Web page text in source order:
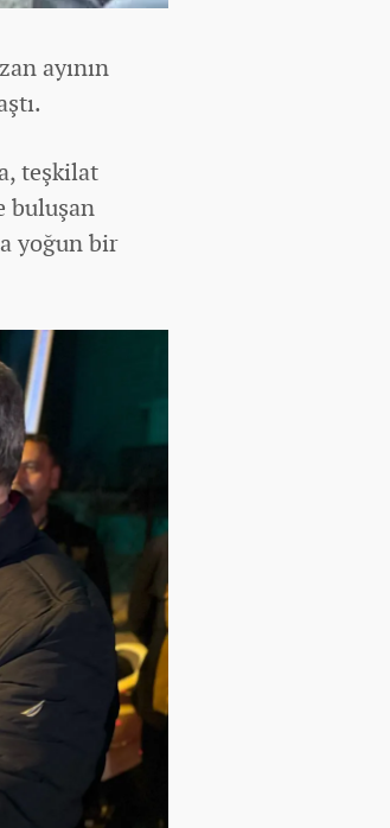
ayının
teşkilat
buluşan
yoğun bir